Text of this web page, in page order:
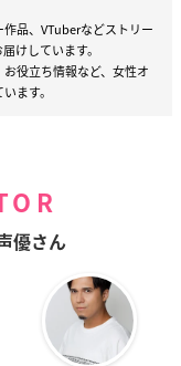
品、VTuberなどストリー
けしています。
役立ち情報など、女性オ
ます。
優さん